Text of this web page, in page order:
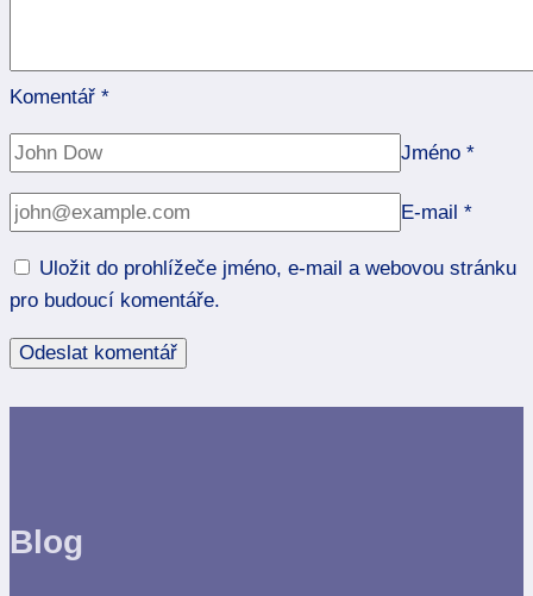
Komentář *
Jméno *
E-mail *
Uložit do prohlížeče jméno, e-mail a webovou stránku
pro budoucí komentáře.
Blog